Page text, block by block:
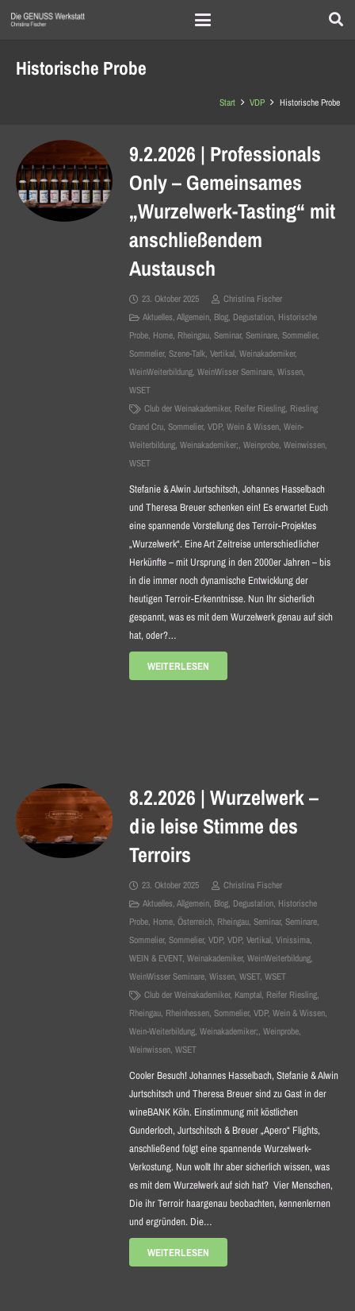
Historische Probe
Start VDP Historische Probe
9.2.2026 | Professionals
Only – Gemeinsames
„Wurzelwerk-Tasting“ mit
anschließendem
Austausch
23. Oktober 2025
Christina Fischer
Aktuelles,Allgemein, Blog, Degustation, Historische
Probe, Home, Rheingau, Seminar, Seminare, Sommelier,
Sommelier, Szene-Talk, Vertikal, Weinakademiker,
WeinWeiterbildung, WeinWisser Seminare, Wissen,
WSET
Club der Weinakademiker, Reifer Riesling, Riesling
Grand Cru, Sommelier, VDP, Wein & Wissen, Wein-
Weiterbildung, Weinakademiker;, Weinprobe, Weinwissen,
WSET
Stefanie & Alwin Jurtschitsch, Johannes Hasselbach
und Theresa Breuer schenken ein! Es erwartet Euch
eine spannende Vorstellung des Terroir-Projektes
„Wurzelwerk“. Eine Art Zeitreise unterschiedlicher
Herkünfte – mit Ursprung in den 2000er Jahren – bis
in die immer noch dynamische Entwicklung der
heutigen Terroir-Erkenntnisse. Nun Ihr sicherlich
gespannt, was es mit dem Wurzelwerk genau auf sich
hat, oder?…
WEITERLESEN
8.2.2026 | Wurzelwerk –
die leise Stimme des
Terroirs
23. Oktober 2025
Christina Fischer
Aktuelles,Allgemein, Blog, Degustation, Historische
Probe, Home, Österreich, Rheingau, Seminar, Seminare,
Sommelier, Sommelier, VDP, VDP, Vertikal, Vinissima,
WEIN & EVENT, Weinakademiker, WeinWeiterbildung,
WeinWisser Seminare, Wissen, WSET, WSET
Club der Weinakademiker, Kamptal, Reifer Riesling,
Rheingau, Rheinhessen, Sommelier, VDP, Wein & Wissen,
Wein-Weiterbildung, Weinakademiker;, Weinprobe,
Weinwissen, WSET
Cooler Besuch! Johannes Hasselbach, Stefanie & Alwin
Jurtschitsch und Theresa Breuer sind zu Gast in der
wineBANK Köln. Einstimmung mit köstlichen
Gunderloch, Jurtschitsch & Breuer „Apero“ Flights,
anschließend folgt eine spannende Wurzelwerk-
Verkostung. Nun wollt Ihr aber sicherlich wissen, was
es mit dem Wurzelwerk auf sich hat? Vier Menschen,
Die ihr Terroir haargenau beobachten, kennenlernen
und ergründen. Die…
WEITERLESEN